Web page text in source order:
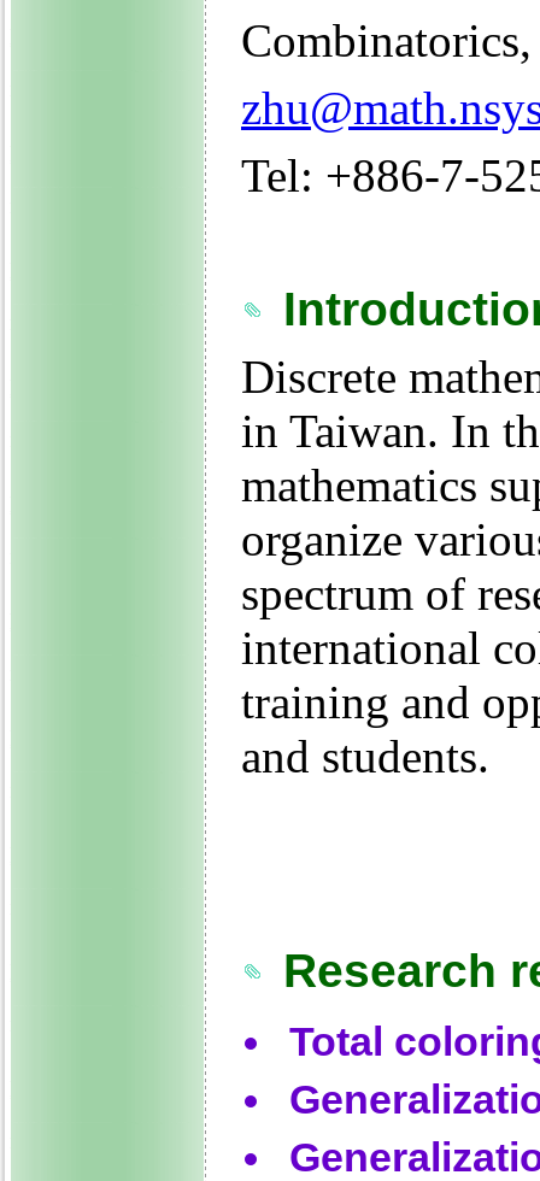
Tel: +886-7-
Discrete
in Taiwan. In
mathematics
organize
spectrum of
international
training and
and students.
Research
Total